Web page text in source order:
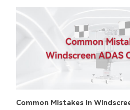
Common Mistakes in